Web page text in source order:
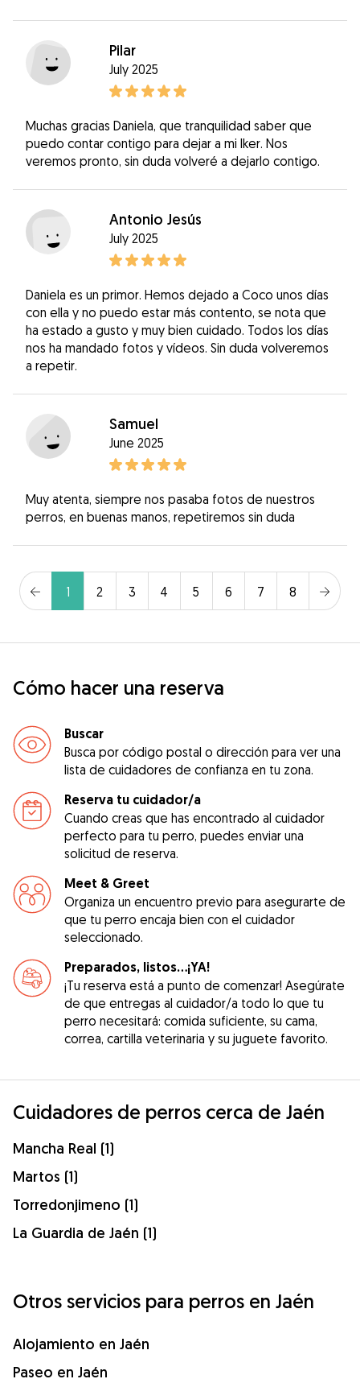
Pilar
July 2025
Muchas gracias Daniela, que tranquilidad saber que
puedo contar contigo para dejar a mi Iker. Nos
veremos pronto, sin duda volveré a dejarlo contigo.
Antonio Jesús
July 2025
Daniela es un primor. Hemos dejado a Coco unos días
con ella y no puedo estar más contento, se nota que
ha estado a gusto y muy bien cuidado. Todos los días
nos ha mandado fotos y vídeos. Sin duda volveremos
a repetir.
Samuel
June 2025
Muy atenta, siempre nos pasaba fotos de nuestros
perros, en buenas manos, repetiremos sin duda
1 2 3 4 5 6 7 8
Cómo hacer una reserva
Buscar
Busca por código postal o dirección para ver una
lista de cuidadores de confianza en tu zona.
Reserva tu cuidador/a
Cuando creas que has encontrado al cuidador
perfecto para tu perro, puedes enviar una
solicitud de reserva.
Meet & Greet
Organiza un encuentro previo para asegurarte de
que tu perro encaja bien con el cuidador
seleccionado.
Preparados, listos...¡YA!
¡Tu reserva está a punto de comenzar! Asegúrate
de que entregas al cuidador/a todo lo que tu
perro necesitará: comida suficiente, su cama,
correa, cartilla veterinaria y su juguete favorito.
Cuidadores de perros cerca de Jaén
Mancha Real (1)
Martos (1)
Torredonjimeno (1)
La Guardia de Jaén (1)
Otros servicios para perros en Jaén
Alojamiento en Jaén
Paseo en Jaén